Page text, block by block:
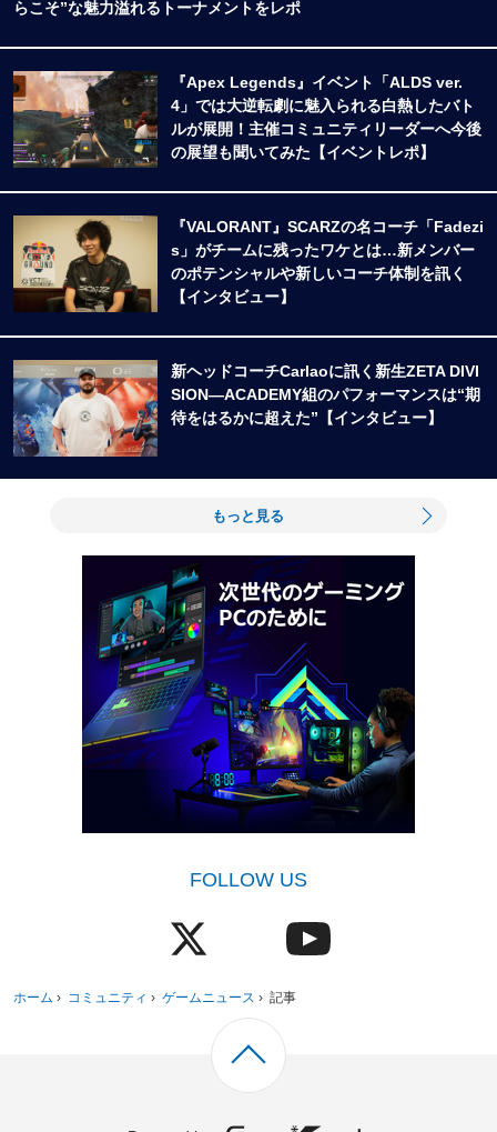
らこそ”な魅力溢れるトーナメントをレポ
『Apex Legends』イベント「ALDS ver.
4」では大逆転劇に魅入られる白熱したバト
ルが展開！主催コミュニティリーダーへ今後
の展望も聞いてみた【イベントレポ】
『VALORANT』SCARZの名コーチ「Fadezi
s」がチームに残ったワケとは…新メンバー
のポテンシャルや新しいコーチ体制を訊く
【インタビュー】
新ヘッドコーチCarlaoに訊く新生ZETA DIVI
SION―ACADEMY組のパフォーマンスは“期
待をはるかに超えた”【インタビュー】
もっと見る
FOLLOW US
ホーム › コミュニティ › ゲームニュース › 記事